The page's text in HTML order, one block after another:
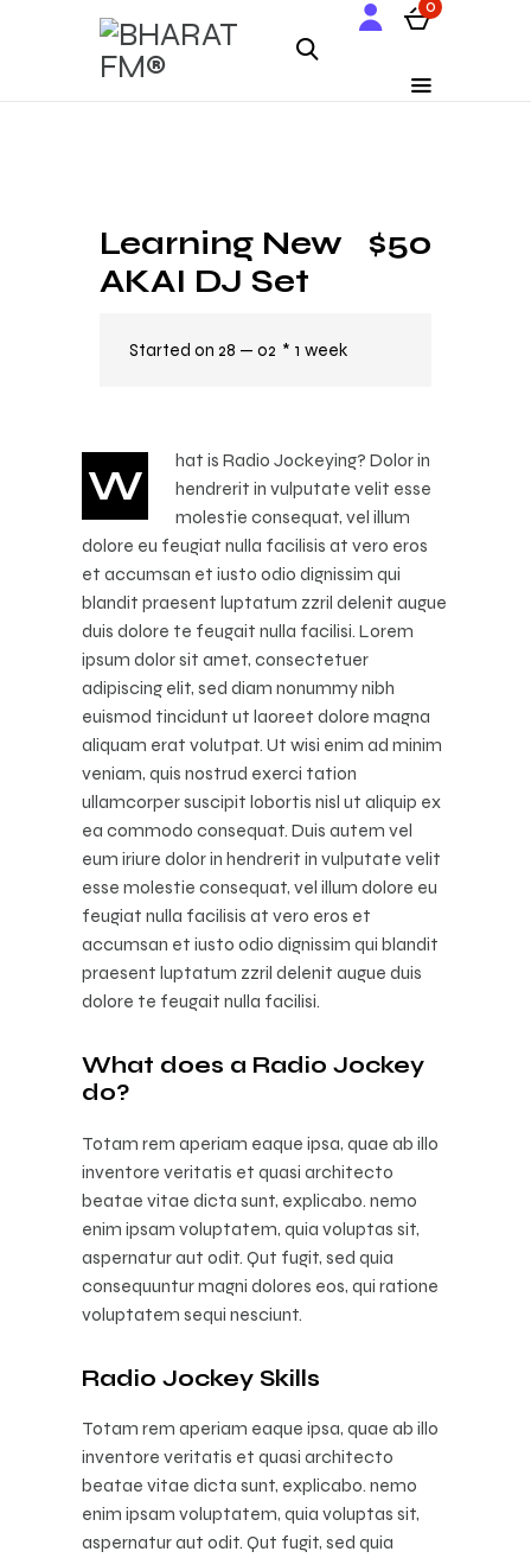
0
Learning New
AKAI DJ Set
$50
Started on 28 — 02 1 week
W
hat is Radio Jockeying? Dolor in
hendrerit in vulputate velit esse
molestie consequat, vel illum
dolore eu feugiat nulla facilisis at vero eros
et accumsan et iusto odio dignissim qui
blandit praesent luptatum zzril delenit augue
duis dolore te feugait nulla facilisi. Lorem
ipsum dolor sit amet, consectetuer
adipiscing elit, sed diam nonummy nibh
euismod tincidunt ut laoreet dolore magna
aliquam erat volutpat. Ut wisi enim ad minim
veniam, quis nostrud exerci tation
ullamcorper suscipit lobortis nisl ut aliquip ex
ea commodo consequat. Duis autem vel
eum iriure dolor in hendrerit in vulputate velit
esse molestie consequat, vel illum dolore eu
feugiat nulla facilisis at vero eros et
accumsan et iusto odio dignissim qui blandit
praesent luptatum zzril delenit augue duis
dolore te feugait nulla facilisi.
What does a Radio Jockey
do?
Totam rem aperiam eaque ipsa, quae ab illo
inventore veritatis et quasi architecto
beatae vitae dicta sunt, explicabo. nemo
enim ipsam voluptatem, quia voluptas sit,
aspernatur aut odit. Qut fugit, sed quia
consequuntur magni dolores eos, qui ratione
voluptatem sequi nesciunt.
Radio Jockey Skills
Totam rem aperiam eaque ipsa, quae ab illo
inventore veritatis et quasi architecto
beatae vitae dicta sunt, explicabo. nemo
enim ipsam voluptatem, quia voluptas sit,
aspernatur aut odit. Qut fugit, sed quia